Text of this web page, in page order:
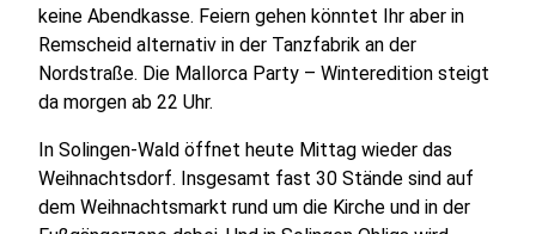
keine Abendkasse. Feiern gehen könntet Ihr aber in
Remscheid alternativ in der Tanzfabrik an der
Nordstraße. Die Mallorca Party – Winteredition steigt
da morgen ab 22 Uhr.
In Solingen-Wald öffnet heute Mittag wieder das
Weihnachtsdorf. Insgesamt fast 30 Stände sind auf
dem Weihnachtsmarkt rund um die Kirche und in der